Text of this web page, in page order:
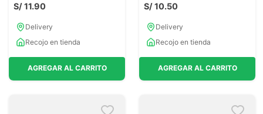
S/11.90
Delivery
Recojo en tienda
AGREGAR AL CARRITO
S/10.50
Delivery
Recojo en tienda
AGREGAR AL CARRITO